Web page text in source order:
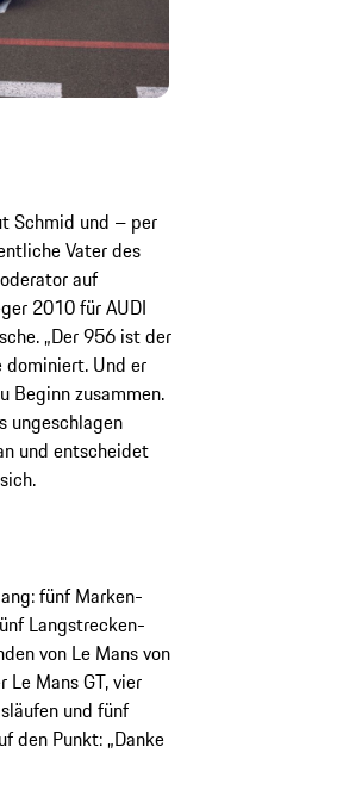
Schmid und – per
Vater des
auf
2010 für AUDI
„Der 956 ist der
dominiert. Und er
Beginn zusammen.
ungeschlagen
und entscheidet
fünf Marken-
Langstrecken-
von Le Mans von
Mans GT, vier
und fünf
den Punkt: „Danke